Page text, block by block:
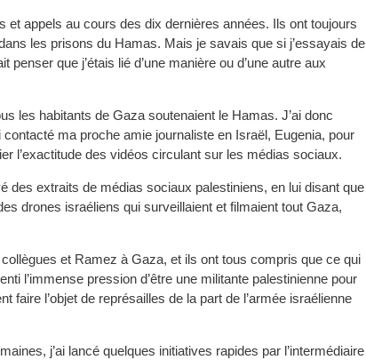
appels au cours des dix dernières années. Ils ont toujours
les prisons du Hamas. Mais je savais que si j’essayais de
que j’étais lié d’une manière ou d’une autre aux
les habitants de Gaza soutenaient le Hamas. J’ai donc
contacté ma proche amie journaliste en Israël, Eugenia, pour
l’exactitude des vidéos circulant sur les médias sociaux.
des extraits de médias sociaux palestiniens, en lui disant que
drones israéliens qui surveillaient et filmaient tout Gaza,
et Ramez à Gaza, et ils ont tous compris que ce qui
l’immense pression d’être une militante palestinienne pour
l’objet de représailles de la part de l’armée israélienne
j’ai lancé quelques initiatives rapides par l’intermédiaire